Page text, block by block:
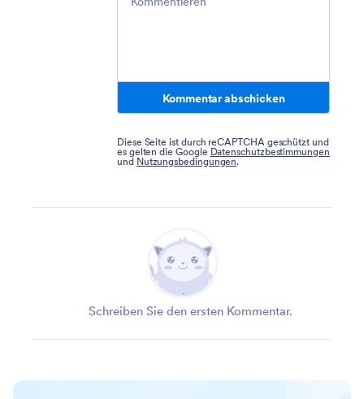
Kommentar abschicken
Diese Seite ist durch reCAPTCHA geschützt und
es gelten die Google Datenschutzbestimmungen
und Nutzungsbedingungen.
Schreiben Sie den ersten Kommentar.